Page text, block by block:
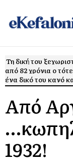
Τη δική του
από 82 χρόνια ο
ένα δικό του κανό
Από
1932!